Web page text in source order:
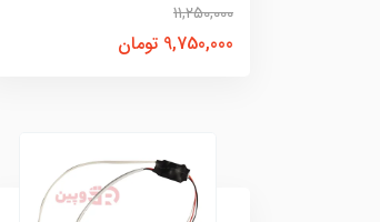
11,250,000
9,750,000 تومان